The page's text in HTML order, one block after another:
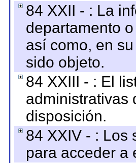
84 XXII - : La
departamento
así como, en
sido objeto.
84 XXIII - : El
administrativas
disposición.
84 XXIV - : Los
para acceder a